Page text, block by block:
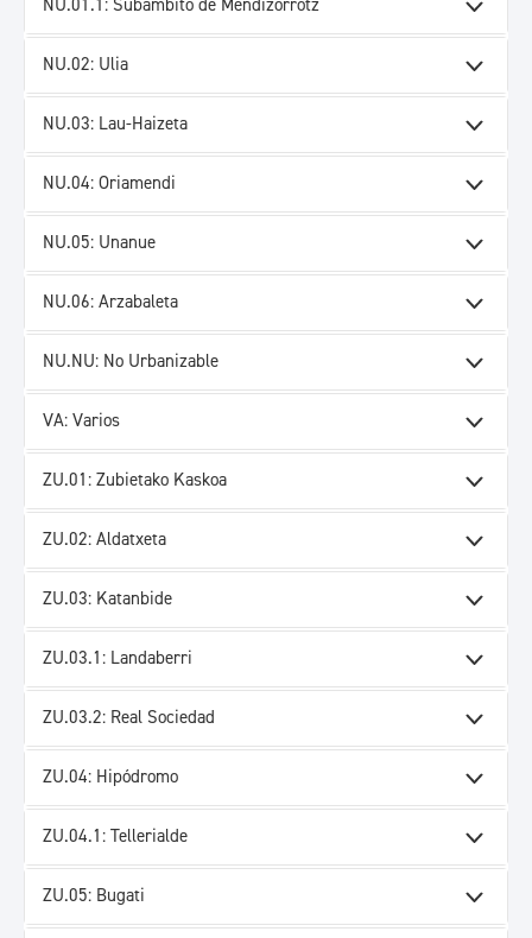
NU.01.1: Subámbito de Mendizorrotz
NU.02: Ulia
NU.03: Lau-Haizeta
NU.04: Oriamendi
NU.05: Unanue
NU.06: Arzabaleta
NU.NU: No Urbanizable
VA: Varios
ZU.01: Zubietako Kaskoa
ZU.02: Aldatxeta
ZU.03: Katanbide
ZU.03.1: Landaberri
ZU.03.2: Real Sociedad
ZU.04: Hipódromo
ZU.04.1: Tellerialde
ZU.05: Bugati